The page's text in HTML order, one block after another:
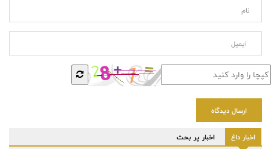
ارسال دیدگاه
اخبار داغ اخبار پر بحث